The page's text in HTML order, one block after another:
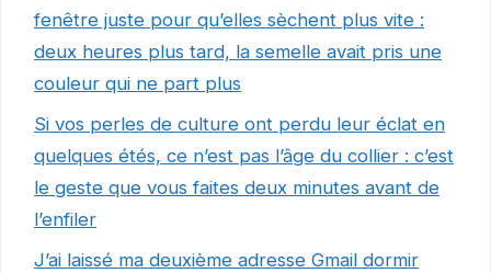
fenêtre juste pour qu’elles sèchent plus vite :
deux heures plus tard, la semelle avait pris une
couleur qui ne part plus
Si vos perles de culture ont perdu leur éclat en
quelques étés, ce n’est pas l’âge du collier : c’est
le geste que vous faites deux minutes avant de
l’enfiler
J’ai laissé ma deuxième adresse Gmail dormir